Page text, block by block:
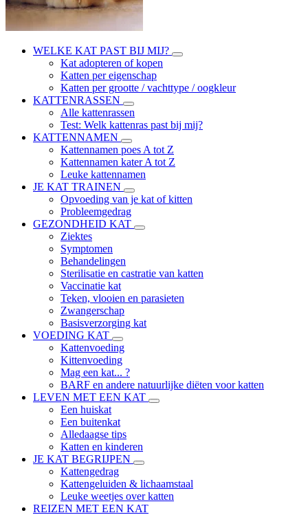
WELKE KAT PAST BIJ MIJ?
Kat adopteren of kopen
Katten per eigenschap
Katten per grootte / vachttype / oogkleur
KATTENRASSEN
Alle kattenrassen
Test: Welk kattenras past bij mij?
KATTENNAMEN
Kattennamen poes A tot Z
Kattennamen kater A tot Z
Leuke kattennamen
JE KAT TRAINEN
Opvoeding van je kat of kitten
Probleemgedrag
GEZONDHEID KAT
Ziektes
Symptomen
Behandelingen
Sterilisatie en castratie van katten
Vaccinatie kat
Teken, vlooien en parasieten
Zwangerschap
Basisverzorging kat
VOEDING KAT
Kattenvoeding
Kittenvoeding
Mag een kat... ?
BARF en andere natuurlijke diëten voor katten
LEVEN MET EEN KAT
Een huiskat
Een buitenkat
Alledaagse tips
Katten en kinderen
JE KAT BEGRIJPEN
Kattengedrag
Kattengeluiden & lichaamstaal
Leuke weetjes over katten
REIZEN MET EEN KAT